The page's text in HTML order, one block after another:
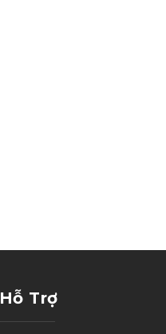
Hỗ Trợ